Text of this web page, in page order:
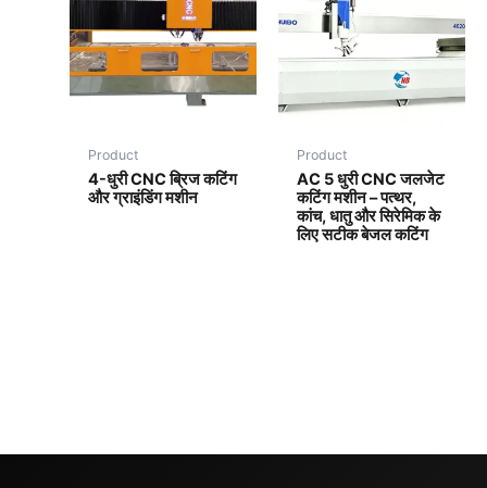
Product
4-धुरी CNC ब्रिज कटिंग
और ग्राइंडिंग मशीन
Product
AC 5 धुरी CNC जलजेट
कटिंग मशीन – पत्थर,
कांच, धातु और सिरेमिक के
लिए सटीक बेजल कटिंग